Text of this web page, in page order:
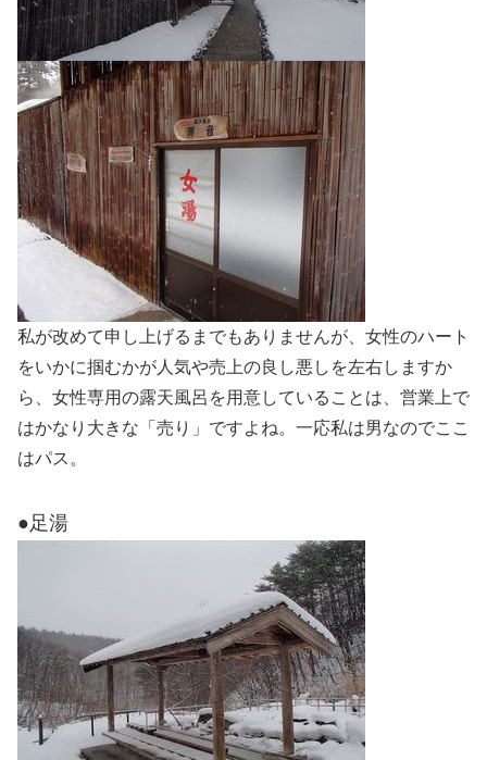
私が改めて申し上げるまでもありませんが、女性のハート
をいかに掴むかが人気や売上の良し悪しを左右しますか
ら、女性専用の露天風呂を用意していることは、営業上で
はかなり大きな「売り」ですよね。一応私は男なのでここ
はパス。
●足湯